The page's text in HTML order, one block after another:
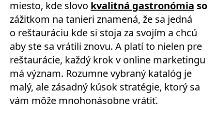
miesto, kde slovo kvalitná gastronómia so
zážitkom na tanieri znamená, že sa jedná
o reštauráciu kde si stoja za svojím a chcú
aby ste sa vrátili znovu. A platí to nielen pre
reštaurácie, každý krok v online marketingu
má význam. Rozumne vybraný katalóg je
malý, ale zásadný kúsok stratégie, ktorý sa
vám môže mnohonásobne vrátiť.